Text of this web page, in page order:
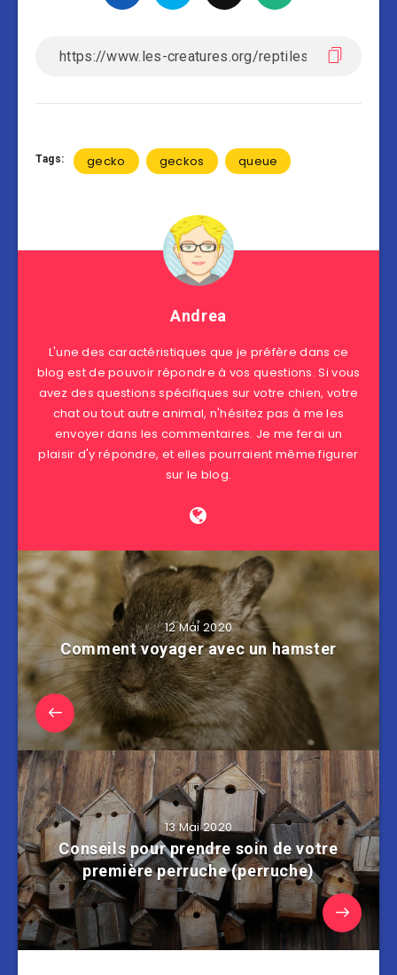
Tags: gecko geckos queue
Andrea
L'une des caractéristiques que je préfère dans ce
blog est de pouvoir répondre à vos questions. Si vous
avez des questions spécifiques sur votre chien, votre
chat ou tout autre animal, n'hésitez pas à me les
envoyer dans les commentaires. Je me ferai un
plaisir d'y répondre, et elles pourraient même figurer
sur le blog.
12 Mai 2020
Comment voyager avec un hamster
13 Mai 2020
Conseils pour prendre soin de votre
première perruche (perruche)